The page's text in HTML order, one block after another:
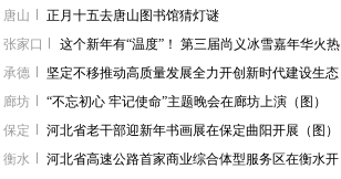
唐山
正月十五去唐山图书馆猜灯谜
张家口
这个新年有“温度”！ 第三届尚义冰雪嘉年华火热
承德
坚定不移推动高质量发展全力开创新时代建设生态
廊坊
“不忘初心 牢记使命”主题晚会在廊坊上演（图）
保定
河北省老干部迎新年书画展在保定曲阳开展（图）
衡水
河北省高速公路首家商业综合体型服务区在衡水开